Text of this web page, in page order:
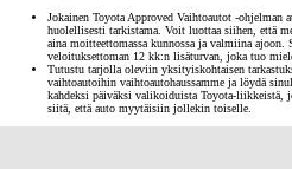
Jokainen Toyota Approved Vaihtoautot -ohjelman
huolellisesti tarkistama. Voit luottaa siihen, että
aina moitteettomassa kunnossa ja valmiina
veloituksettoman 12 kk:n lisäturvan, joka tuo
Tutustu tarjolla oleviin yksityiskohtaisen
vaihtoautoihin vaihtoautohaussamme ja löydä
kahdeksi päiväksi valikoiduista Toyota-liikkeistä,
siitä, että auto myytäisiin jollekin toiselle.